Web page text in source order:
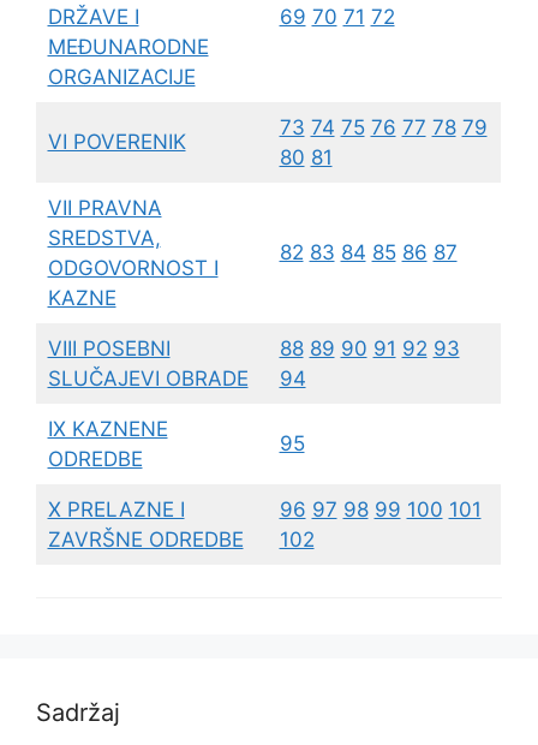
DRŽAVE I
MEĐUNARODNE
ORGANIZACIJE
69 70 71 72
VI POVERENIK
73 74 75 76 77 78 79
80 81
VII PRAVNA
SREDSTVA,
ODGOVORNOST I
KAZNE
82 83 84 85 86 87
VIII POSEBNI
SLUČAJEVI OBRADE
88 89 90 91 92 93
94
IX KAZNENE
ODREDBE
95
X PRELAZNE I
ZAVRŠNE ODREDBE
96 97 98 99 100 101
102
Sadržaj